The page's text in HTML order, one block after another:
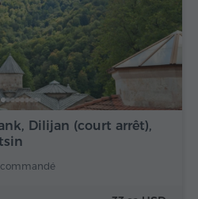
Dilijan (court arrêt),